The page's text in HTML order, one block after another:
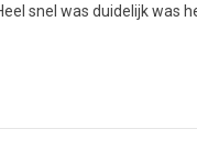
snel was duidelijk was